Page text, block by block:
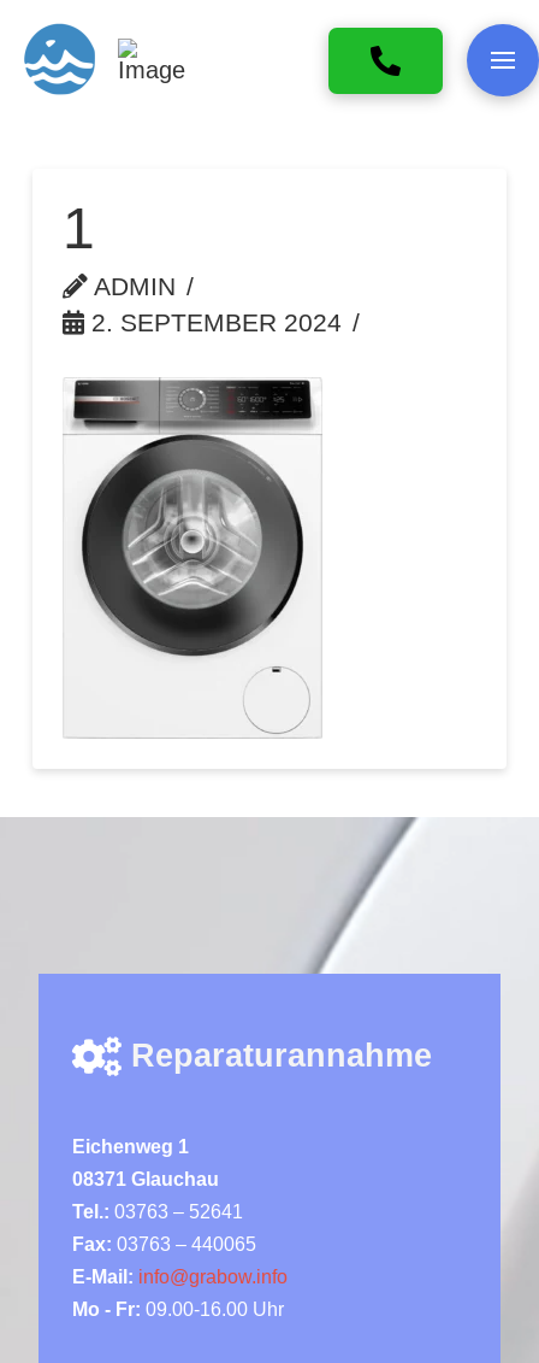
1
ADMIN
2. SEPTEMBER 2024
Reparaturannahme
Eichenweg 1
08371 Glauchau
Tel.: 03763 – 52641
Fax: 03763 – 440065
E-Mail: info@grabow.info
Mo - Fr: 09.00-16.00 Uhr